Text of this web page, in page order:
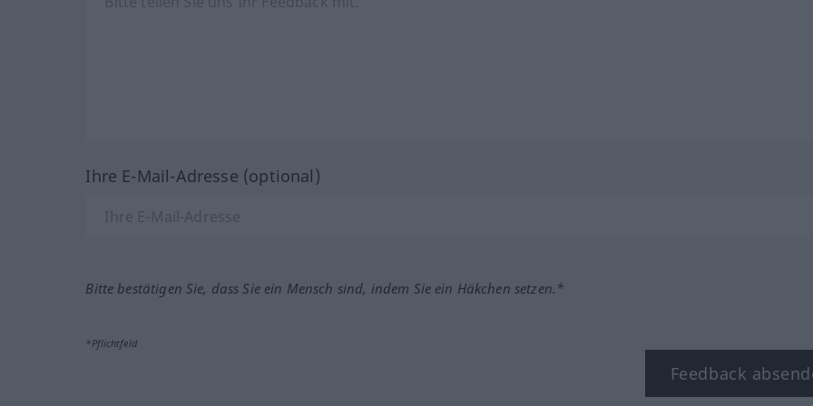
Ihre E-Mail-Adresse (optional)
Bitte bestätigen Sie, dass Sie ein Mensch sind, indem Sie ein Häkchen setzen.*
*Pflichtfeld
Feedback